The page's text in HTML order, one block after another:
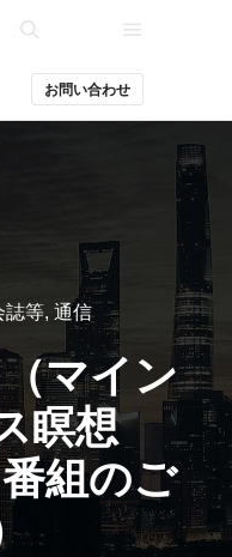
お問い合わせ
誌等, 通信
マイン
瞑想
組のご